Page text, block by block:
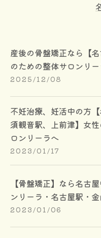
産後の骨盤矯正なら【
のための整体サロンリー
2025/12/08
不妊治療、妊活中の方
須観音駅、上前津】女
ロンリーラへ
2023/01/17
【骨盤矯正】なら名古
ンリーラ・名古屋駅・金
2023/01/06